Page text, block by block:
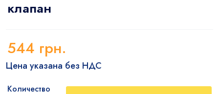
клапан
544 грн.
Цена указана без НДС
Количество